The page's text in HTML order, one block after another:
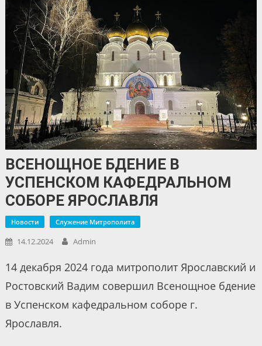
ВСЕНОЩНОЕ БДЕНИЕ В
УСПЕНСКОМ КАФЕДРАЛЬНОМ
СОБОРЕ ЯРОСЛАВЛЯ
Новости Служение Митрополита
14.12.2024 Admin
14 декабря 2024 года митрополит Ярославский и
Ростовский Вадим совершил Всенощное бдение
в Успенском кафедральном соборе г.
Ярославля.